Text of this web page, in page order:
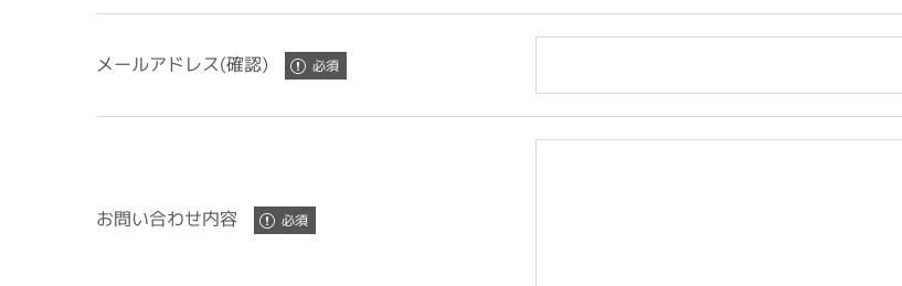
メールアドレス(確認)
お問い合わせ内容